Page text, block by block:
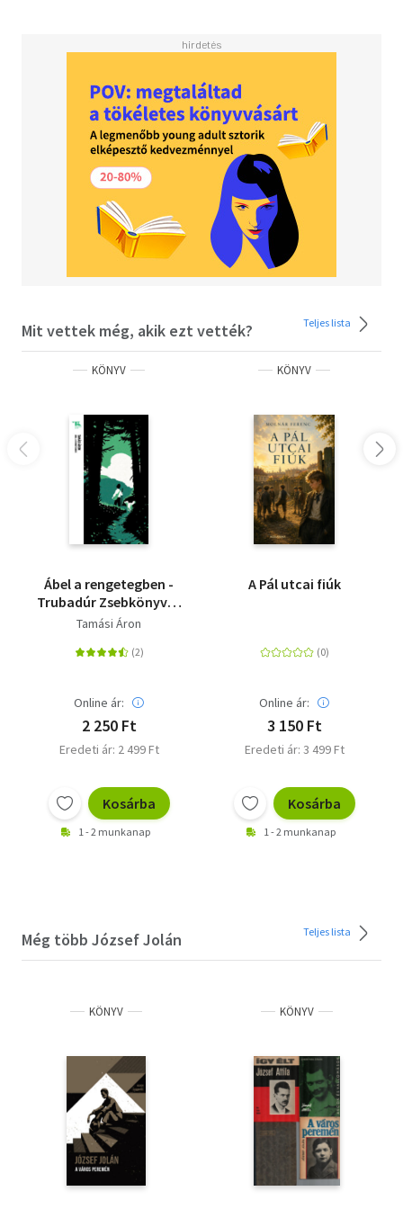
Mit vettek még, akik ezt vették? Teljes lista
KÖNYV
Ábel a rengetegben -
Trubadúr Zsebkönyvek
21.
Tamási Áron
Online ár:
2 250 Ft
Eredeti ár: 2 499 Ft
Kosárba
1 - 2 munkanap
KÖNYV
A Pál utcai fiúk
Online ár:
3 150 Ft
Eredeti ár: 3 499 Ft
Kosárba
1 - 2 munkanap
Még több József Jolán Teljes lista
KÖNYV KÖNYV